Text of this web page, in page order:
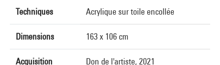
Techniques Acrylique sur toile encollée
Dimensions 163 x 106 cm
Acquisition Don de l'artiste, 2021